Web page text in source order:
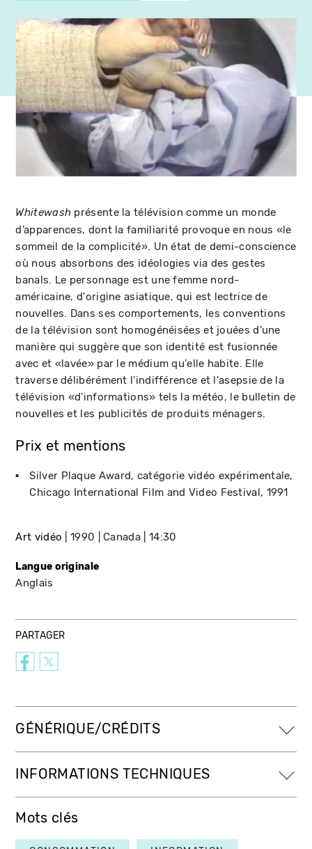
Whitewash présente la télévision comme un monde
d’apparences, dont la familiarité provoque en nous «le
sommeil de la complicité». Un état de demi-conscience
où nous absorbons des idéologies via des gestes
banals. Le personnage est une femme nord-
américaine, d'origine asiatique, qui est lectrice de
nouvelles. Dans ses comportements, les conventions
de la télévision sont homogénéisées et jouées d'une
manière qui suggère que son identité est fusionnée
avec et «lavée» par le médium qu'elle habite. Elle
traverse délibérément l'indifférence et l'asepsie de la
télévision «d'informations» tels la météo, le bulletin de
nouvelles et les publicités de produits ménagers.
Prix et mentions
Silver Plaque Award, catégorie vidéo expérimentale
Chicago International Film and Video Festival 1991
Art vidéo 1990 Canada 14:30
Langue originale
Anglais
PARTAGER
GÉNÉRIQUE/CRÉDITS
INFORMATIONS TECHNIQUES
Mots clés